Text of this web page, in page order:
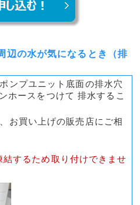
辺の水が気になるとき（排
ンプユニット底面の排水穴
ホースをつけて 排水するこ
お買い上げの販売店にご相
するため取り付けできませ